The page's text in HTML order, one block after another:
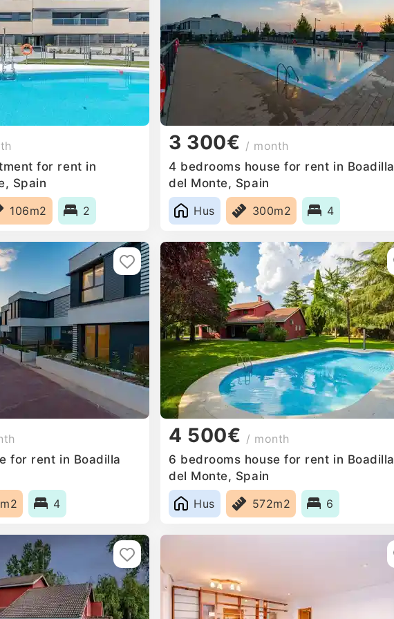
for rent in
Spain
106m2
2
3 300€ / month
4 bedrooms house for rent in Boadilla
del Monte, Spain
Hus
300m2 4
for rent in Boadilla
4
4 500€ / month
6 bedrooms house for rent in Boadilla
del Monte, Spain
Hus
572m2 6